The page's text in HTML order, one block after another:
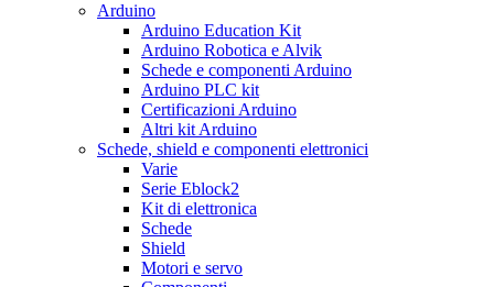
Arduino
Arduino Education Kit
Arduino Robotica e Alvik
Schede e componenti Arduino
Arduino PLC kit
Certificazioni Arduino
Altri kit Arduino
Schede, shield e componenti elettronici
Varie
Serie Eblock2
Kit di elettronica
Schede
Shield
Motori e servo